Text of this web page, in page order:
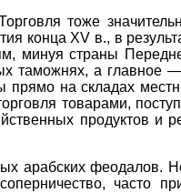
тоже
конца XV в., в
минуя страны
таможнях, а главное
на складах
товарами,
продуктов и
арабских феодалов.
часто